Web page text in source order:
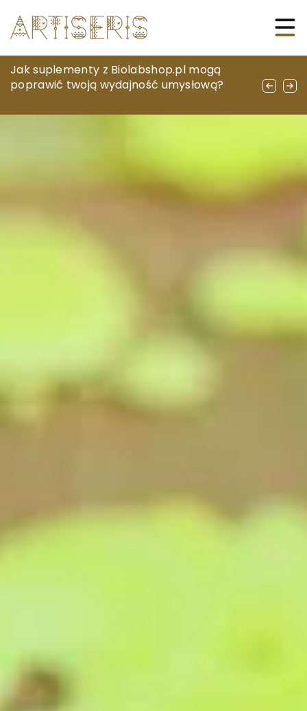
Przegląd technologii zaawansowanej
digitalizacji – jak precyzyjne modele 3D
Jak suplementy z Biolabshop.pl mogą
poprawić twoją wydajność umysłową?
Jak wybrać odpowiednie kable do swojego
systemu audio?